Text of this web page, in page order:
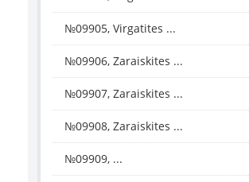
№09905, Virgatites ...
№09906, Zaraiskites ...
№09907, Zaraiskites ...
№09908, Zaraiskites ...
№09909, ...